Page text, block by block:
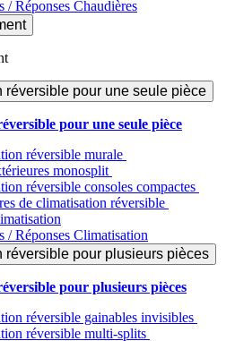
/ Réponses Chaudières
réversible pour une seule pièce
pour une seule pièce
réversible murale
monosplit
réversible consoles compactes
de climatisation réversible
/ Réponses Climatisation
réversible pour plusieurs pièces
pour plusieurs pièces
réversible gainables invisibles
réversible multi-splits